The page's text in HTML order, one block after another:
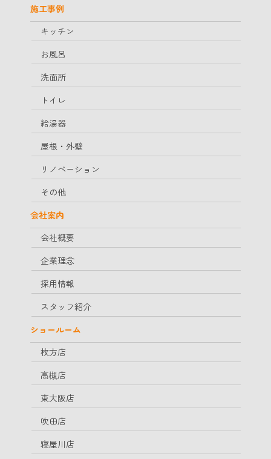
施工事例
キッチン
お風呂
洗面所
トイレ
給湯器
屋根・外壁
リノベーション
その他
会社案内
会社概要
企業理念
採用情報
スタッフ紹介
ショールーム
枚方店
高槻店
東大阪店
吹田店
寝屋川店